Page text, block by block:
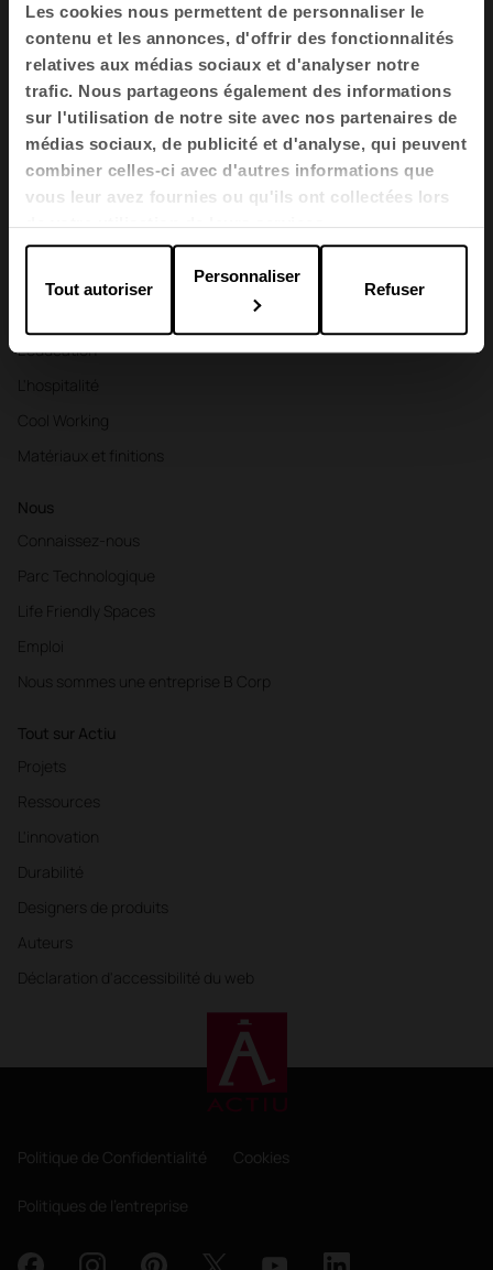
Les cookies nous permettent de personnaliser le
contenu et les annonces, d'offrir des fonctionnalités
relatives aux médias sociaux et d'analyser notre
trafic. Nous partageons également des informations
sur l'utilisation de notre site avec nos partenaires de
médias sociaux, de publicité et d'analyse, qui peuvent
combiner celles-ci avec d'autres informations que
vous leur avez fournies ou qu'ils ont collectées lors
de votre utilisation de leurs services.
Tout autoriser
Personnaliser
Refuser
Fauteuils et canapés
Cabines acoustiques
Cloisons
Meubles de rangement pour bureau
Banques d'accueil
Agile
Secteurs
Bureaux
L'éducation
L'hospitalité
Cool Working
Matériaux et finitions
Nous
Connaissez-nous
Parc Technologique
Life Friendly Spaces
Emploi
Nous sommes une entreprise B Corp
Tout sur Actiu
Projets
Ressources
L'innovation
Durabilité
Designers de produits
Auteurs
Déclaration d'accessibilité du web
Politique de Confidentialité Cookies
Politiques de l'entreprise